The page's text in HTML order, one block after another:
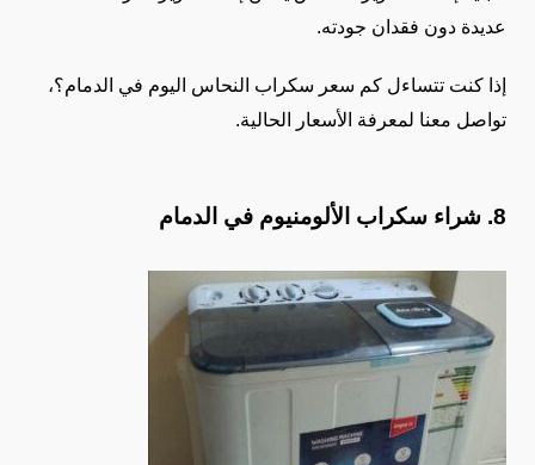
عديدة دون فقدان جودته.
إذا كنت تتساءل كم سعر سكراب النحاس اليوم في الدمام؟،
تواصل معنا لمعرفة الأسعار الحالية.
8. شراء سكراب الألومنيوم في الدمام